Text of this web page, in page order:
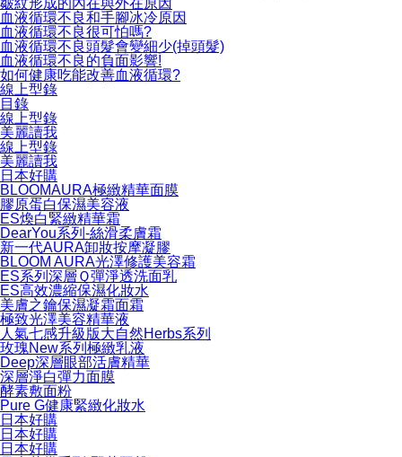
皺紋形成的內在與外在原因
血液循環不良和手腳冰冷原因
血液循環不良很可怕嗎?
血液循環不良頭髮會變細少(掉頭髮)
血液循環不良的負面影響!
如何健康吃能改善血液循環?
線上型錄
目錄
線上型錄
美麗讀我
線上型錄
美麗讀我
日本好購
BLOOMAURA極緻精華面膜
膠原蛋白保濕美容液
ES煥白緊緻精華霜
DearYou系列-絲滑柔膚霜
新一代AURA卸妝按摩凝膠
BLOOM AURA光澤修護美容霜
ES系列深層Ｑ彈淨透洗面乳
ES高效濃縮保濕化妝水
美膚之鑰保濕凝霜面霜
極致光澤美容精華液
人氣七感升級版大自然Herbs系列
玫瑰New系列極緻乳液
Deep深層眼部活膚精華
深層淨白彈力面膜
酵素敷面粉
Pure G健康緊緻化妝水
日本好購
日本好購
日本好購